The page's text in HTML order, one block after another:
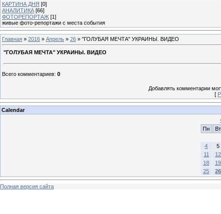
КАРТИНА ДНЯ [0]
АНАЛИТИКА [66]
ФОТОРЕПОРТАЖ [1]
живые фото-репортажи с места события
Главная » 2016 » Апрель » 26 » "ГОЛУБАЯ МЕЧТА" УКРАИНЫ. ВИДЕО
"ГОЛУБАЯ МЕЧТА" УКРАИНЫ. ВИДЕО
Всего комментариев: 0
Добавлять комментарии
[
Calendar
Пн
Вт
4
5
11
12
18
19
25
26
Полная версия сайта